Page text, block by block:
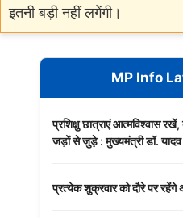
इतनी बड़ी नहीं लगेंगी।
MP Info
प्रशिक्षु छात्राएं आत्मविश्वास
जड़ों से जुड़े : मुख्यमंत्री डॉ. यादव
प्रत्येक शुक्रवार को दौरे पर रहेंगे